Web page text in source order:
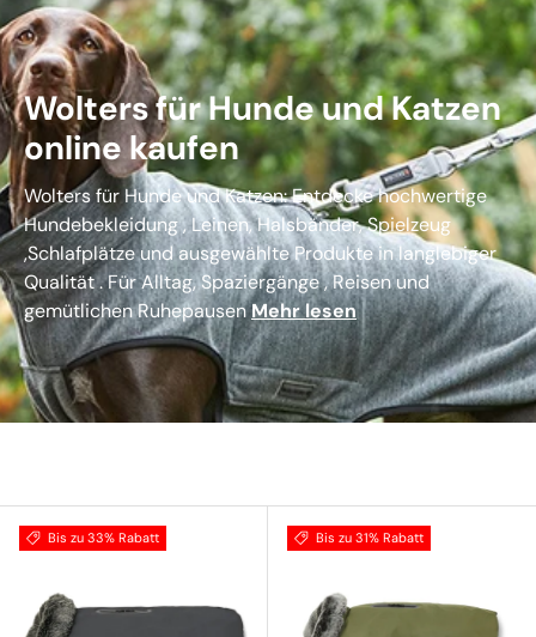
Wolters für Hunde und Katzen
online kaufen
Wolters für Hunde und Katzen: Entdecke hochwertige
Hundebekleidung , Leinen, Halsbänder, Spielzeug
,Schlafplätze und ausgewählte Produkte in langlebiger
Qualität . Für Alltag, Spaziergänge , Reisen und
gemütlichen RuhepausenMehr lesen
Bis zu 33% Rabatt Bis zu 31% Rabatt